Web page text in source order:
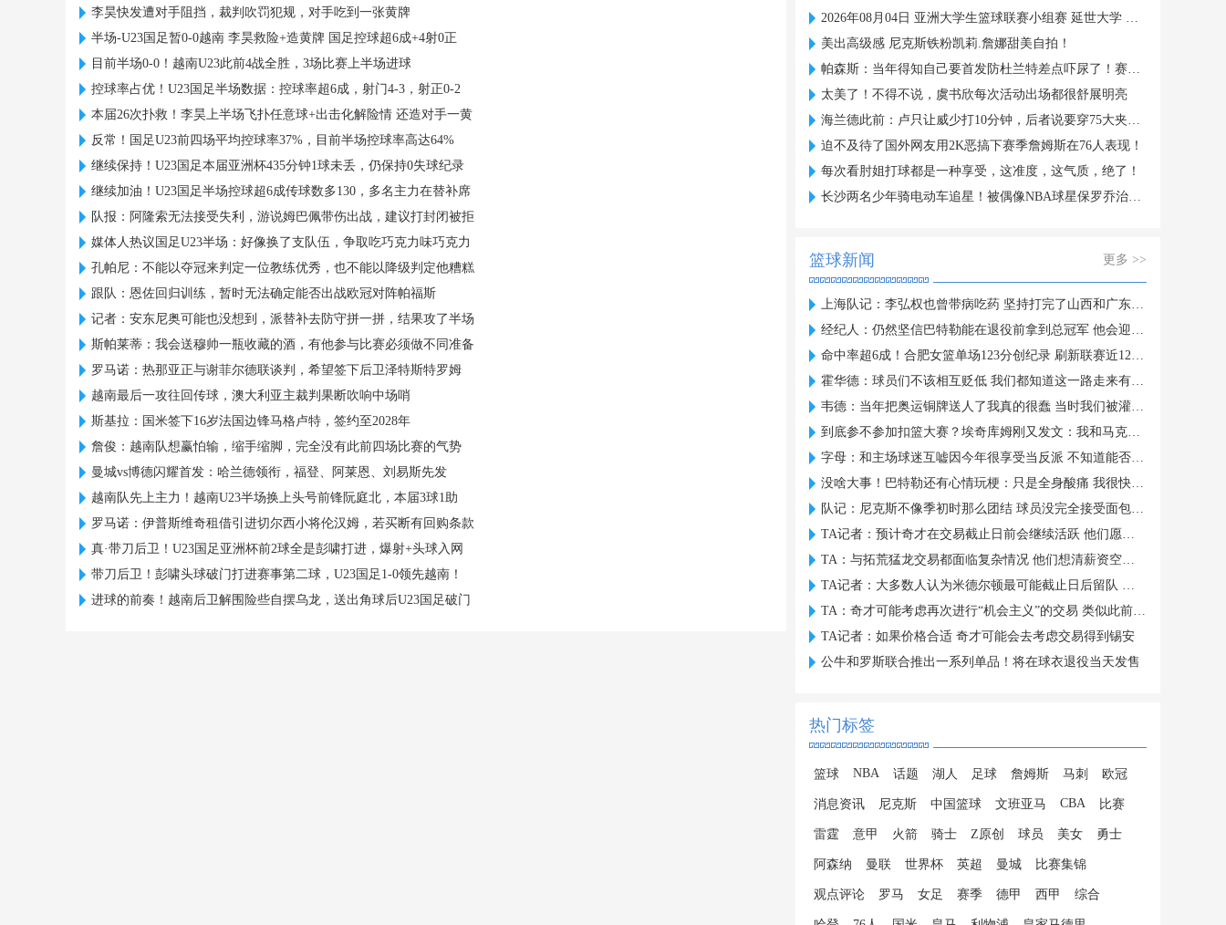
李昊快发遭对手阻挡，裁判吹罚犯规，对手吃到一张黄牌
半场-U23国足暂0-0越南 李昊救险+造黄牌 国足控球超6成+4射0正
目前半场0-0！越南U23此前4战全胜，3场比赛上半场进球
控球率占优！U23国足半场数据：控球率超6成，射门4-3，射正0-2
本届26次扑救！李昊上半场飞扑任意球+出击化解险情 还造对手一黄
反常！国足U23前四场平均控球率37%，目前半场控球率高达64%
继续保持！U23国足本届亚洲杯435分钟1球未丢，仍保持0失球纪录
继续加油！U23国足半场控球超6成传球数多130，多名主力在替补席
队报：阿隆索无法接受失利，游说姆巴佩带伤出战，建议打封闭被拒
媒体人热议国足U23半场：好像换了支队伍，争取吃巧克力味巧克力
孔帕尼：不能以夺冠来判定一位教练优秀，也不能以降级判定他糟糕
跟队：恩佐回归训练，暂时无法确定能否出战欧冠对阵帕福斯
记者：安东尼奥可能也没想到，派替补去防守拼一拼，结果攻了半场
斯帕莱蒂：我会送穆帅一瓶收藏的酒，有他参与比赛必须做不同准备
罗马诺：热那亚正与谢菲尔德联谈判，希望签下后卫泽特斯特罗姆
越南最后一攻往回传球，澳大利亚主裁判果断吹响中场哨
斯基拉：国米签下16岁法国边锋马格卢特，签约至2028年
詹俊：越南队想赢怕输，缩手缩脚，完全没有此前四场比赛的气势
曼城vs博德闪耀首发：哈兰德领衔，福登、阿莱恩、刘易斯先发
越南队先上主力！越南U23半场换上头号前锋阮庭北，本届3球1助
罗马诺：伊普斯维奇租借引进切尔西小将伦汉姆，若买断有回购条款
真·带刀后卫！U23国足亚洲杯前2球全是彭啸打进，爆射+头球入网
带刀后卫！彭啸头球破门打进赛事第二球，U23国足1-0领先越南！
进球的前奏！越南后卫解围险些自摆乌龙，送出角球后U23国足破门
2026年08月04日 亚洲大学生篮球联赛小组赛 延世大学 VS 北京大学 全场录像
美出高级感 尼克斯铁粉凯莉.詹娜甜美自拍！
帕森斯：当年得知自己要首发防杜兰特差点吓尿了！赛后被他夸防得好给了我自信
太美了！不得不说，虞书欣每次活动出场都很舒展明亮
海兰德此前：卢只让威少打10分钟，后者说要穿75大夹克给他看
迫不及待了国外网友用2K恶搞下赛季詹姆斯在76人表现！
每次看肘姐打球都是一种享受，这准度，这气质，绝了！
长沙两名少年骑电动车追星！被偶像NBA球星保罗乔治录制视频寻人
篮球新闻 更多 >>
上海队记：李弘权也曾带病吃药 坚持打完了山西和广东的两连客
经纪人：仍然坚信巴特勒能在退役前拿到总冠军 他会迎接挑战！
命中率超6成！合肥女篮单场123分创纪录 刷新联赛近12年单场新高
霍华德：球员们不该相互贬低 我们都知道这一路走来有多不容易
韦德：当年把奥运铜牌送人了我真的很蠢 当时我们被灌输唯金牌论
到底参不参加扣篮大赛？埃奇库姆刚又发文：我和马克西可能会参加
字母：和主场球迷互嘘因今年很享受当反派 不知道能否留队
没啥大事！巴特勒还有心情玩梗：只是全身酸痛 我很快就会回来！
队记：尼克斯不像季初时那么团结 球员没完全接受面包体系的角色
TA记者：预计奇才在交易截止日前会继续活跃 他们愿意接手大合同
TA：与拓荒猛龙交易都面临复杂情况 他们想清薪资空间且提高战力
TA记者：大多数人认为米德尔顿最可能截止日后留队 成为买断候选
TA：奇才可能考虑再次进行“机会主义”的交易 类似此前得到吹杨
TA记者：如果价格合适 奇才可能会去考虑交易得到锡安
公牛和罗斯联合推出一系列单品！将在球衣退役当天发售
热门标签
篮球 NBA 话题 湖人 足球 詹姆斯 马刺 欧冠
消息资讯 尼克斯 中国篮球 文班亚马 CBA 比赛
雷霆 意甲 火箭 骑士 Z原创 球员 美女 勇士
阿森纳 曼联 世界杯 英超 曼城 比赛集锦
观点评论 罗马 女足 赛季 德甲 西甲 综合